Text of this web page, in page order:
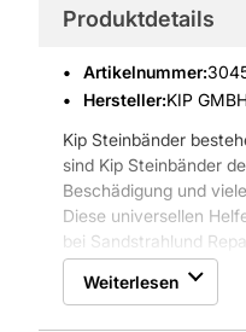
Produktdetails
Artikelnummer:
Hersteller:KIP
Kip Steinbänder
sind Kip Steinbänder
Beschädigung und
Diese universellen
bei Sandstrahlund
sicheres Verpacken
Das verwendete
Weiterlesen